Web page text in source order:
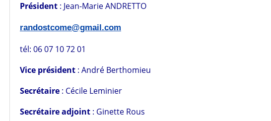
Président : Jean-Marie ANDRETTO
randostcome@gmail.com
tél: 06 07 10 72 01
Vice président : André Berthomieu
Secrétaire : Cécile Leminier
Secrétaire adjoint : Ginette Rous